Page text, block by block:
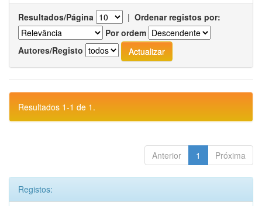
Resultados/Página | Ordenar registos por:
Por ordem
Autores/Registo
Resultados 1-1 de 1.
Anterior 1 Próxima
Registos: